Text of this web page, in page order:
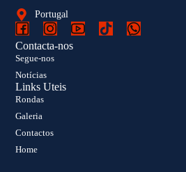
Portugal
Contacta-nos
Segue-nos
Notícias
Links Uteis
Rondas
Galeria
Contactos
Home